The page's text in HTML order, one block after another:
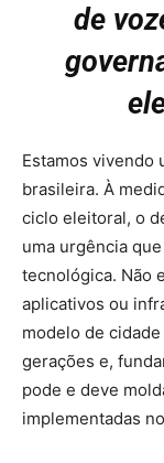
de
Estamos vivendo
brasileira. À
ciclo eleitoral, o
uma urgência
tecnológica. Não
aplicativos ou
modelo de
gerações e,
pode e deve
implementadas